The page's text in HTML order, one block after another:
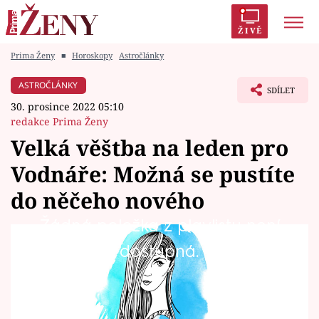
ŽIVĚ
Módní alarm
Témata
Celebrity
Prima Ženy ■ Horoskopy Astročlánky
ASTROČLÁNKY
30. prosince 2022 05:10
redakce Prima Ženy
SDÍLET
Velká věštba na leden pro
Vodnáře: Možná se pustíte
do něčeho nového
Žádná položka z playlistu není
dostupná.
Co čeká Vodnáře v prvním měsíci roku 2023?
Na co byste si měli dát pozor, čeho se
vyvarovat a co byste naopak neměli
promeškat? A jaké novoroční kouzlo vám